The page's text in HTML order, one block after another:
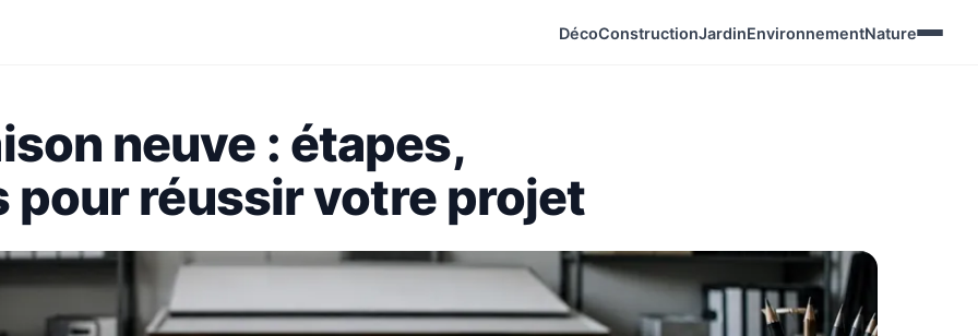
DécoConstructionJardinEnvironnementNature
neuve : étapes,
pour réussir votre projet